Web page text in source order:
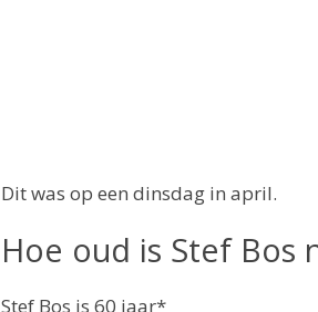
Dit was op een dinsdag in april.
Hoe oud is Stef Bos
Stef Bos is 60 jaar*